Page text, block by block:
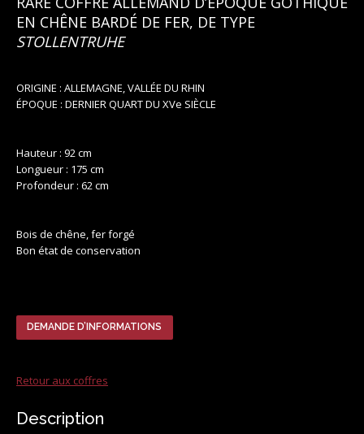
EN CHÊNE BARDÉ DE FER, DE TYPE
STOLLENTRUHE
ORIGINE : ALLEMAGNE, VALLÉE DU RHIN
ÉPOQUE : DERNIER QUART DU XVe SIÈCLE
Hauteur : 92 cm
Longueur : 175 cm
Profondeur : 62 cm
Bois de chêne, fer forgé
Bon état de conservation
DEMANDE D’INFORMATIONS
Retour aux coffres
Description